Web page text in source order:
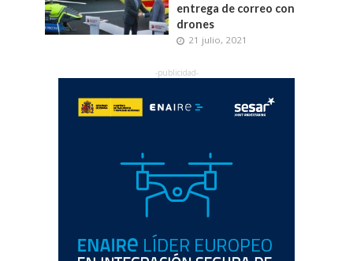
entrega de correo con
drones
21 julio, 2021